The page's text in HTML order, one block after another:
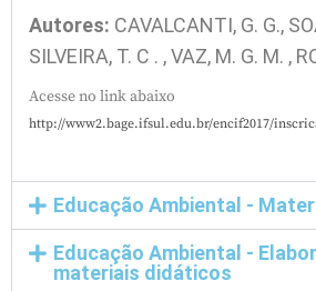
Autores: CAVALCANTI, G. G.,
SILVEIRA, T. C . , VAZ, M. G. M. ,
Acesse no link abaixo
http://www2.bage.ifsul.edu.br/encif2017/
Educação Ambiental -
Educação Ambiental -
materiais didáticos